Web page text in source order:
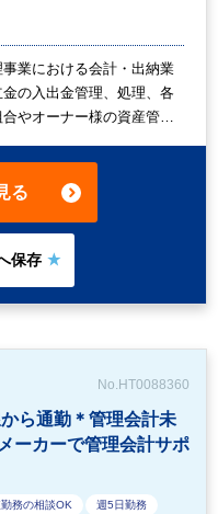
業における会計・出納業
の入出金管理、処理、各
やオーナー様の資産管理
。 未経験の方でもチャレ
までのご経験を活かして
る
No.HT0088360
ら通勤＊管理会計未
ーカーで管理会計サポ
務の相談OK 週5日勤務